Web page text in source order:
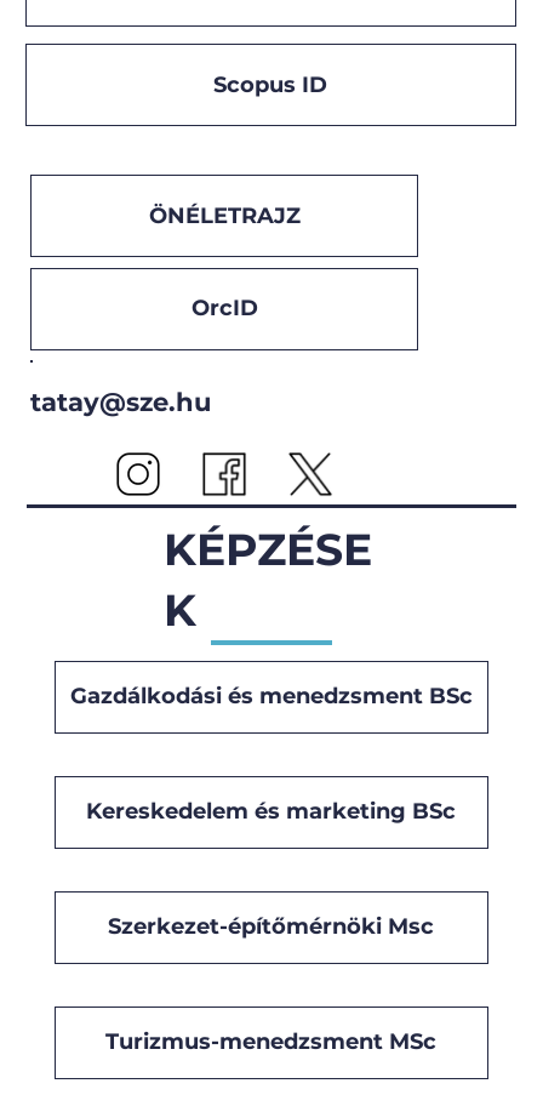
Scopus ID
ÖNÉLETRAJZ
tatay@sze.hu
OrcID
KÉPZÉSE
K
Gazdálkodási és menedzsment BSc
Kereskedelem és marketing BSc
Szerkezet-építőmérnöki Msc
Turizmus-menedzsment MSc